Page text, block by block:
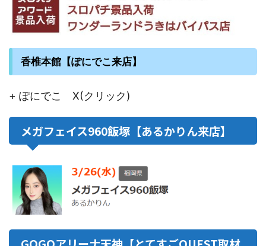
香椎本館【ぽにでこ来店】
+ ぽにでこ X(クリック)
メガフェイス960飯塚【あるかりん来店】